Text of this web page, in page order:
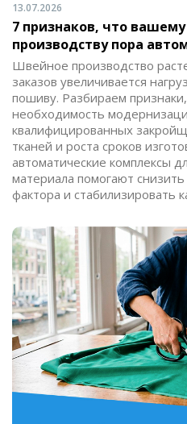
13.07.2026
7 признаков, что
производству пора
Швейное производство
заказов увеличивается
пошиву. Разбираем
необходимость
квалифицированных
тканей и роста сроков
автоматические комплексы
материала помогают
фактора и стабилизировать